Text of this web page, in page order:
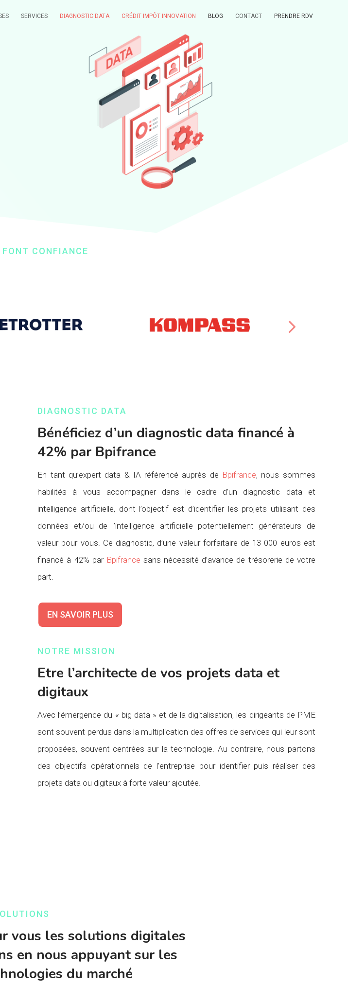
SERVICES DIAGNOSTIC DATA CRÉDIT IMPÔT INNOVATION BLOG CONTACT PRENDRE RDV
CONFIANCE
DIAGNOSTIC DATA
Bénéficiez d’un diagnostic data financé à
42% par Bpifrance
En tant qu’expert data & IA référencé auprès de Bpifrance, nous sommes
habilités à vous accompagner dans le cadre d’un diagnostic data et
intelligence artificielle, dont l’objectif est d’identifier les projets utilisant des
données et/ou de l’intelligence artificielle potentiellement générateurs de
valeur pour vous. Ce diagnostic, d’une valeur forfaitaire de 13 000 euros est
financé à 42% par Bpifrance sans nécessité d’avance de trésorerie de votre
part.
EN SAVOIR PLUS
NOTRE MISSION
Etre l’architecte de vos projets data et
digitaux
Avec l’émergence du « big data » et de la digitalisation, les dirigeants de PME
sont souvent perdus dans la multiplication des offres de services qui leur sont
proposées, souvent centrées sur la technologie. Au contraire, nous partons
des objectifs opérationnels de l’entreprise pour identifier puis réaliser des
projets data ou digitaux à forte valeur ajoutée.
vous les solutions digitales
en nous appuyant sur les
du marché